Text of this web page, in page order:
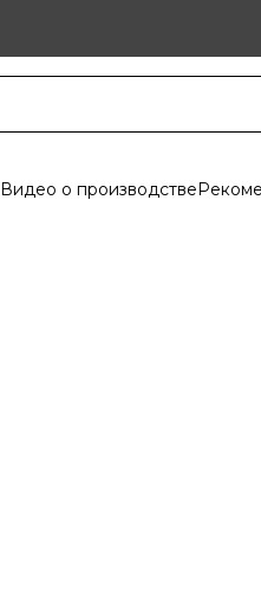
Видео о производстве